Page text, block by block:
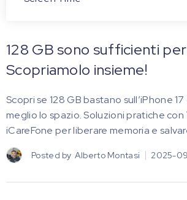
128 GB sono sufficienti per
Scopriamolo insieme!
Scopri se 128 GB bastano sull’iPhone
meglio lo spazio. Soluzioni pratiche con
iCareFone per liberare memoria e
Posted by Alberto Montasi 2025-